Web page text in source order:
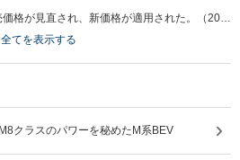
2025年11月にメーカー希望小売価格が見直され、新価格が適用された。（2025.11）
全てを表示する
クラスのパワーを秘めたM系BEV